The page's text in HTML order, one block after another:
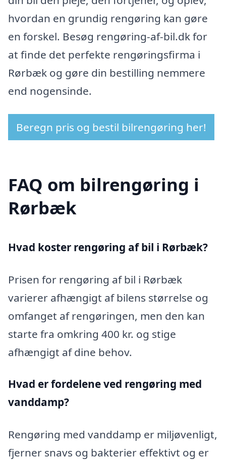
hvordan en grundig rengøring kan gøre
en forskel. Besøg rengøring-af-bil.dk for
at finde det perfekte rengøringsfirma i
Rørbæk og gøre din bestilling nemmere
end nogensinde.
Beregn pris og bestil bilrengøring her!
FAQ om bilrengøring i
Rørbæk
Hvad koster rengøring af bil i Rørbæk?
Prisen for rengøring af bil i Rørbæk
varierer afhængigt af bilens størrelse og
omfanget af rengøringen, men den kan
starte fra omkring 400 kr. og stige
afhængigt af dine behov.
Hvad er fordelene ved rengøring med
vanddamp?
Rengøring med vanddamp er miljøvenligt,
fjerner snavs og bakterier effektivt og er